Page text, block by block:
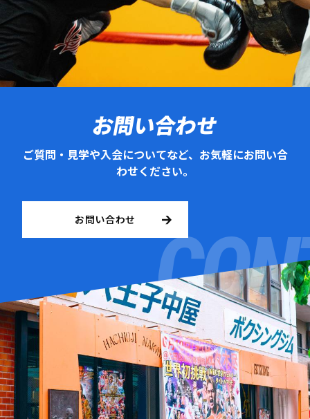
お問い合わせ
ご質問・見学や入会についてなど、お気軽にお問い合
わせください。
お問い合わせ